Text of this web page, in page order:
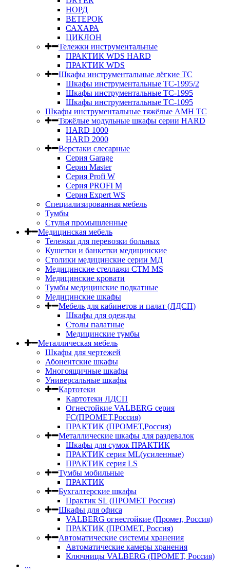
НОРД
ВЕТЕРОК
САХАРА
ЦИКЛОН
Тележки инструментальные
ПРАКТИК WDS HARD
ПРАКТИК WDS
Шкафы инструментальные лёгкие ТС
Шкафы инструментальные ТС-1995/2
Шкафы инструментальные TC-1995
Шкафы инструментальные TC-1095
Шкафы инструментальные тяжёлые AMH TC
Тяжёлые модульные шкафы серии HARD
HARD 1000
HARD 2000
Верстаки слесарные
Серия Garage
Серия Master
Серия Profi W
Серия PROFI M
Серия Expert WS
Специализированная мебель
Тумбы
Стулья промышленные
Медицинская мебель
Тележки для перевозки больных
Кушетки и банкетки медицинские
Столики медицинские серии МД
Медицинские стеллажи СТМ MS
Медицинские кровати
Тумбы медицинские подкатные
Медицинские шкафы
Мебель для кабинетов и палат (ЛДСП)
Шкафы для одежды
Столы палатные
Медицинские тумбы
Металлическая мебель
Шкафы для чертежей
Абонентские шкафы
Многоящичные шкафы
Универсальные шкафы
Картотеки
Картотеки ЛДСП
Огнестойкие VALBERG серия
FC(ПРОМЕТ,Россия)
ПРАКТИК (ПРОМЕТ,Россия)
Металлические шкафы для раздевалок
Шкафы для сумок ПРАКТИК
ПРАКТИК серия ML(усиленные)
ПРАКТИК серия LS
Тумбы мобильные
ПРАКТИК
Бухгалтерские шкафы
Практик SL (ПРОМЕТ Россия)
Шкафы для офиса
VALBERG огнестойкие (Промет, Россия)
ПРАКТИК (ПРОМЕТ, Россия)
Автоматические системы хранения
Автоматические камеры хранения
Ключницы VALBERG (ПРОМЕТ, Россия)
...